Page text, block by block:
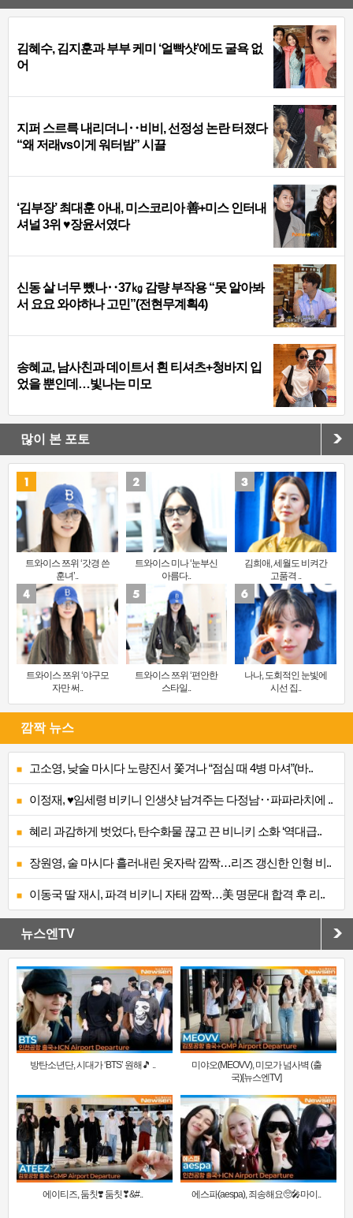
김혜수, 김지훈과 부부 케미 ‘얼빡샷’에도 굴욕 없
어
지퍼 스르륵 내리더니‥비비, 선정성 논란 터졌다
“왜 저래vs이게 워터밤” 시끌
‘김부장’ 최대훈 아내, 미스코리아 善+미스 인터내
셔널 3위 ♥장윤서였다
신동 살 너무 뺐나‥37㎏ 감량 부작용 “못 알아봐
서 요요 와야하나 고민”(전현무계획4)
송혜교, 남사친과 데이트서 흰 티셔츠+청바지 입
었을 뿐인데…빛나는 미모
많이 본 포토
트와이스 쯔위 ‘갓경 쓴
훈녀’..
트와이스 미나 ‘눈부신
아름다..
김희애, 세월도 비켜간
고품격 ..
트와이스 쯔위 ‘야구모
자만 써..
트와이스 쯔위 ‘편안한
스타일..
나나, 도회적인 눈빛에
시선 집..
깜짝 뉴스
고소영, 낮술 마시다 노량진서 쫓겨나 “점심 때 4병 마셔”(바..
이정재, ♥임세령 비키니 인생샷 남겨주는 다정남‥파파라치에 ..
혜리 과감하게 벗었다, 탄수화물 끊고 끈 비니키 소화 ‘역대급..
장원영, 술 마시다 흘러내린 옷자락 깜짝…리즈 갱신한 인형 비..
이동국 딸 재시, 파격 비키니 자태 깜짝…美 명문대 합격 후 리..
뉴스엔TV
방탄소년단, 시대가 ‘BTS’ 원해🎵 ..
미야오(MEOVV), 미모가 넘사벽 (출
국)[뉴스엔TV]
에이티즈, 둠칫❣️ 둠칫❣&#.. 에스파(aespa), 죄송해요🥺🎤마이..